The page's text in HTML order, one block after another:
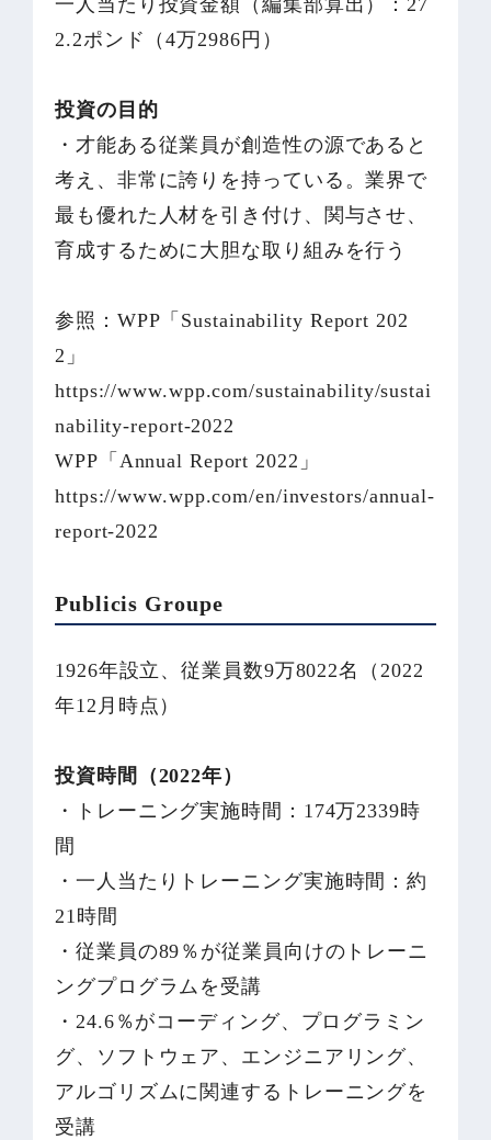
一人当たり投資金額（編集部算出）：27
2.2ポンド（4万2986円）
投資の目的
・才能ある従業員が創造性の源であると
考え、非常に誇りを持っている。業界で
最も優れた人材を引き付け、関与させ、
育成するために大胆な取り組みを行う
参照：WPP「Sustainability Report 202
2」
https://www.wpp.com/sustainability/sustai
nability-report-2022
WPP「Annual Report 2022」
https://www.wpp.com/en/investors/annual-
report-2022
Publicis Groupe
1926年設立、従業員数9万8022名（2022
年12月時点）
投資時間（2022年）
・トレーニング実施時間：174万2339時
間
・一人当たりトレーニング実施時間：約
21時間
・従業員の89％が従業員向けのトレーニ
ングプログラムを受講
・24.6％がコーディング、プログラミン
グ、ソフトウェア、エンジニアリング、
アルゴリズムに関連するトレーニングを
受講